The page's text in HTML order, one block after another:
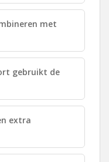
met
gebruikt de
extra